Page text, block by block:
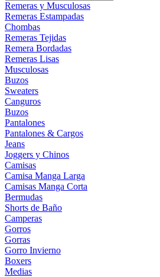
Remeras y Musculosas
Remeras Estampadas
Chombas
Remeras Tejidas
Remera Bordadas
Remeras Lisas
Musculosas
Buzos
Sweaters
Canguros
Buzos
Pantalones
Pantalones & Cargos
Jeans
Joggers y Chinos
Camisas
Camisa Manga Larga
Camisas Manga Corta
Bermudas
Shorts de Baño
Camperas
Gorros
Gorras
Gorro Invierno
Boxers
Medias